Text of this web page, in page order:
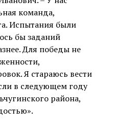
команда,
Испытания были
бы заданий
Для победы не
Я стараюсь вести
в следующем году
района,